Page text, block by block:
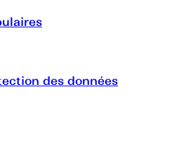
des données